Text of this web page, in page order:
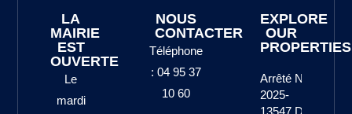
LA
MAIRIE
EST
OUVERTE
Le
mardi
NOUS
CONTACTER
Téléphone
: 04 95 37
10 60
EXPLORE
OUR
PROPERTIES
Arrêté N°
2025-